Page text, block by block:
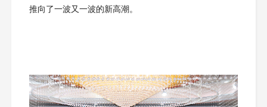
推向了一波又一波的新高潮。